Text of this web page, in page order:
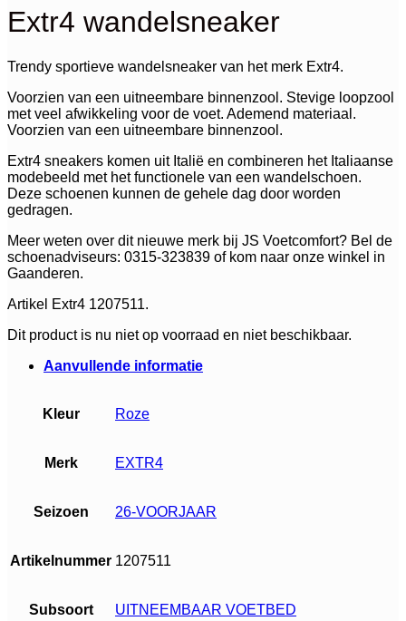
Extr4 wandelsneaker
Trendy sportieve wandelsneaker van het merk Extr4.
Voorzien van een uitneembare binnenzool. Stevige loopzool
met veel afwikkeling voor de voet. Ademend materiaal.
Voorzien van een uitneembare binnenzool.
Extr4 sneakers komen uit Italië en combineren het Italiaanse
modebeeld met het functionele van een wandelschoen.
Deze schoenen kunnen de gehele dag door worden
gedragen.
Meer weten over dit nieuwe merk bij JS Voetcomfort? Bel de
schoenadviseurs: 0315-323839 of kom naar onze winkel in
Gaanderen.
Artikel Extr4 1207511.
Dit product is nu niet op voorraad en niet beschikbaar.
Aanvullende informatie
Kleur Roze
Merk EXTR4
Seizoen 26-VOORJAAR
Artikelnummer 1207511
Subsoort UITNEEMBAAR VOETBED